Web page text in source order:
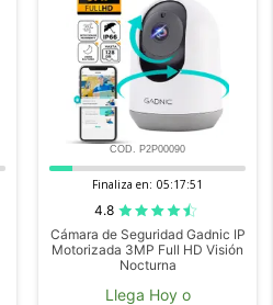
COD. P2P00090
Finaliza en: 05:17:50
4.8
Cámara de Seguridad Gadnic IP
Motorizada 3MP Full HD Visión
Nocturna
Llega Hoy o